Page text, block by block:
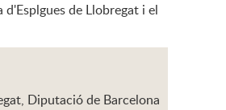
de Llobregat i el
Diputació de Barcelona